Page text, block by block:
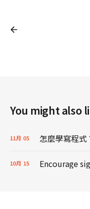
You might also
11月 05 怎麼學寫程式
10月 15